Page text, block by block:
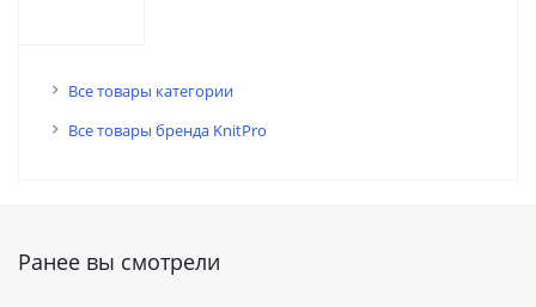
Все товары категории
Все товары бренда KnitPro
Ранее вы смотрели